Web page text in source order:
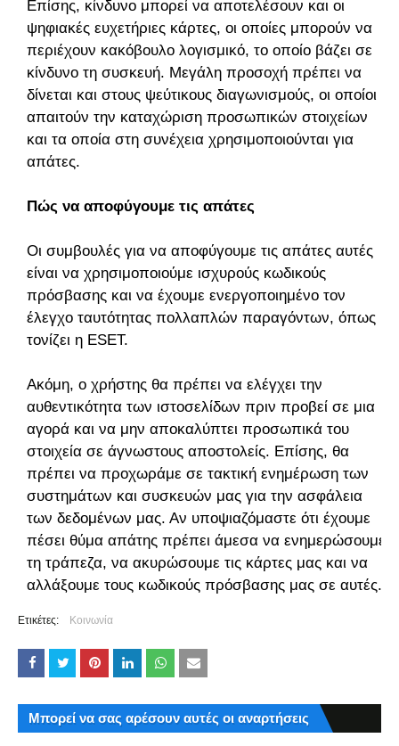
Επίσης, κίνδυνο μπορεί να αποτελέσουν και οι
ψηφιακές ευχετήριες κάρτες, οι οποίες μπορούν να
περιέχουν κακόβουλο λογισμικό, το οποίο βάζει σε
κίνδυνο τη συσκευή. Μεγάλη προσοχή πρέπει να
δίνεται και στους ψεύτικους διαγωνισμούς, οι οποίοι
απαιτούν την καταχώριση προσωπικών στοιχείων
και τα οποία στη συνέχεια χρησιμοποιούνται για
απάτες.
Πώς να αποφύγουμε τις απάτες
Οι συμβουλές για να αποφύγουμε τις απάτες αυτές
είναι να χρησιμοποιούμε ισχυρούς κωδικούς
πρόσβασης και να έχουμε ενεργοποιημένο τον
έλεγχο ταυτότητας πολλαπλών παραγόντων, όπως
τονίζει η ESET.
Ακόμη, ο χρήστης θα πρέπει να ελέγχει την
αυθεντικότητα των ιστοσελίδων πριν προβεί σε μια
αγορά και να μην αποκαλύπτει προσωπικά του
στοιχεία σε άγνωστους αποστολείς. Επίσης, θα
πρέπει να προχωράμε σε τακτική ενημέρωση των
συστημάτων και συσκευών μας για την ασφάλεια
των δεδομένων μας. Αν υποψιαζόμαστε ότι έχουμε
πέσει θύμα απάτης πρέπει άμεσα να ενημερώσουμε
τη τράπεζα, να ακυρώσουμε τις κάρτες μας και να
αλλάξουμε τους κωδικούς πρόσβασης μας σε αυτές.
Ετικέτες: Κοινωνία
Μπορεί να σας αρέσουν αυτές οι αναρτήσεις